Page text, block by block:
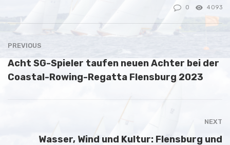
0 4093
PREVIOUS
Acht SG-Spieler taufen neuen Achter bei der
Coastal-Rowing-Regatta Flensburg 2023
NEXT
Wasser, Wind und Kultur: Flensburg und